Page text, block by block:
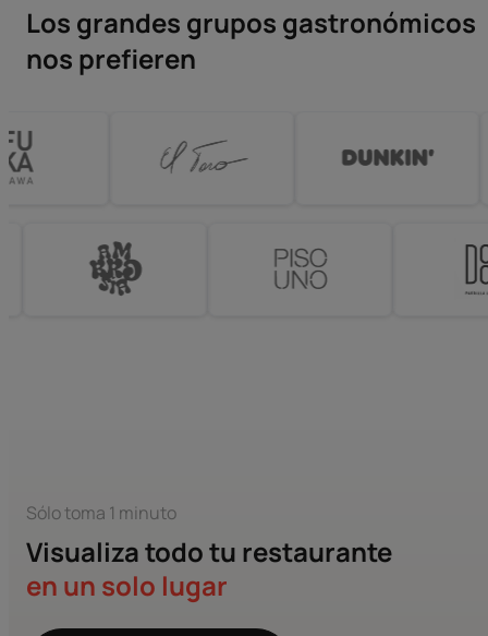
Los grandes grupos gastronómicos
nos prefieren
Sólo toma 1 minuto
Visualiza todo tu restaurante
en un solo lugar